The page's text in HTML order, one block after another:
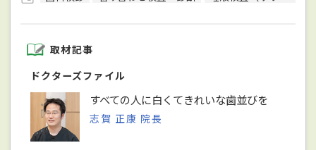
取材記事
ドクターズファイル
すべての人に白くてきれいな歯並びを
志賀 正康 院長